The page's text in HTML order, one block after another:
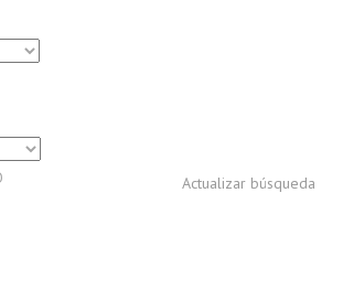
Actualizar búsqueda